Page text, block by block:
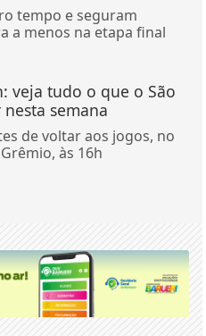
tempo e seguram
a menos na etapa final
veja tudo o que o São
semana
de voltar aos jogos, no
às 16h